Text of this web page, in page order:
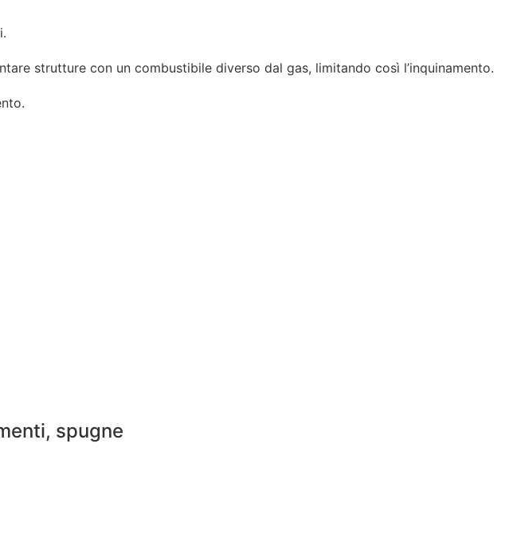
strutture con un combustibile diverso dal gas, limitando così l’inquinamento.
spugne